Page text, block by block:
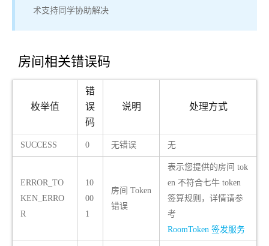
术支持同学协助解决
房间相关错误码
枚举值
错
误
码
说明 处理方式
SUCCESS 0 无错误 无
ERROR_TO
KEN_ERRO
R
10
00
1
房间 Token
错误
表示您提供的房间 tok
en 不符合七牛 token
签算规则，详情请参
考
RoomToken 签发服务